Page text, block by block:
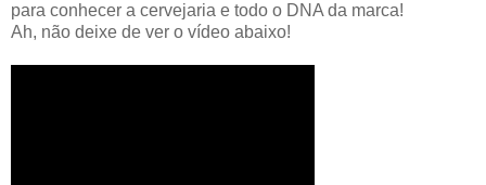
para conhecer a cervejaria e todo o DNA da marca!
Ah, não deixe de ver o vídeo abaixo!